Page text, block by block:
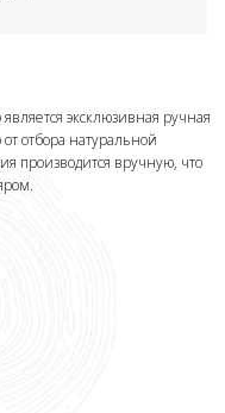
эксклюзивная ручная
отбора натуральной
производится вручную, что